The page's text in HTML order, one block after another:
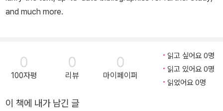
and much more.
0
100자평
0
리뷰
0
마이페이퍼
읽고 싶어요 0명
읽고 있어요 0명
읽었어요 0명
이 책에 내가 남긴 글